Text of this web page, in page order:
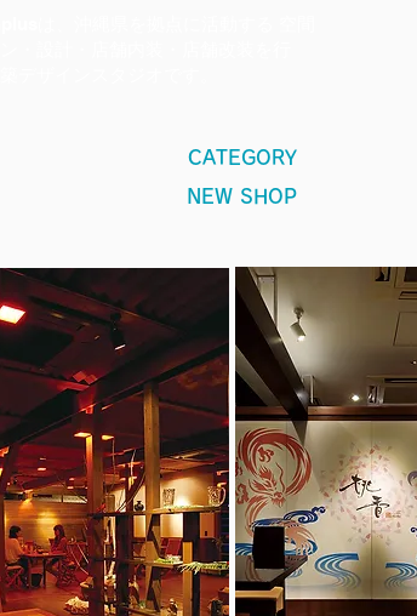
CATEGORY
NEW SHOP